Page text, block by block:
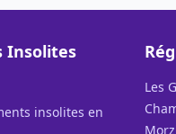
Insolites
insolites en
Les